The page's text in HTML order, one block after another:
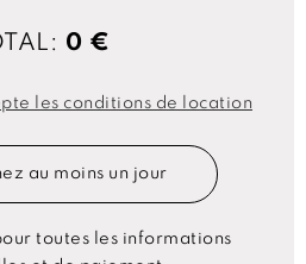
0 €
les conditions de location
au moins un jour
toutes les informations